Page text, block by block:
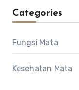
Categories
Fungsi Mata
Kesehatan Mata